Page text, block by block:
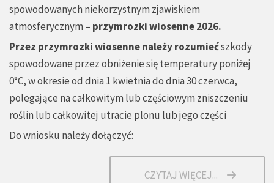
spowodowanych niekorzystnym zjawiskiem
atmosferycznym – przymrozki wiosenne 2026.
Przez przymrozki wiosenne należy rozumiećszkody
spowodowane przez obniżenie się temperatury poniżej
0°C, w okresie od dnia 1 kwietnia do dnia 30 czerwca,
polegające na całkowitym lub częściowym zniszczeniu
roślin lub całkowitej utracie plonu lub jego części
Do wniosku należy dołączyć:
CZYTAJ WIĘCEJ...